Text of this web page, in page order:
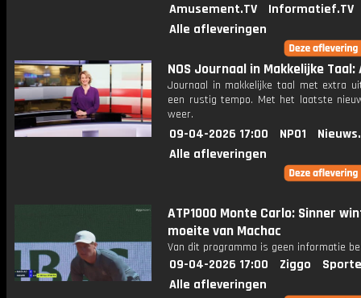
Amusement.TV
Informatief.TV
Alle afleveringen
NOS Journaal in Makkelijke Taal:
Journaal in makkelijke taal met extra
een rustig tempo. Met het laatste
weer.
09-04-2026 17:00 NPO1
Alle afleveringen
ATP1000 Monte Carlo: Sinner
moeite van Machac
Van dit programma is geen informatie
09-04-2026 17:00 Ziggo
Alle afleveringen